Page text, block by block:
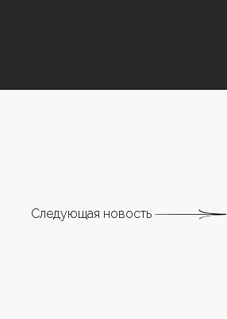
Следующая новость